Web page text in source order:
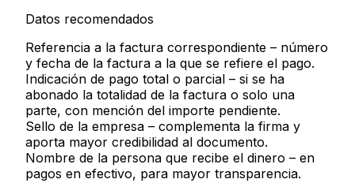
Datos recomendados
Referencia a la factura correspondiente – número
y fecha de la factura a la que se refiere el pago.
Indicación de pago total o parcial – si se ha
abonado la totalidad de la factura o solo una
parte, con mención del importe pendiente.
Sello de la empresa – complementa la firma y
aporta mayor credibilidad al documento.
Nombre de la persona que recibe el dinero – en
pagos en efectivo, para mayor transparencia.